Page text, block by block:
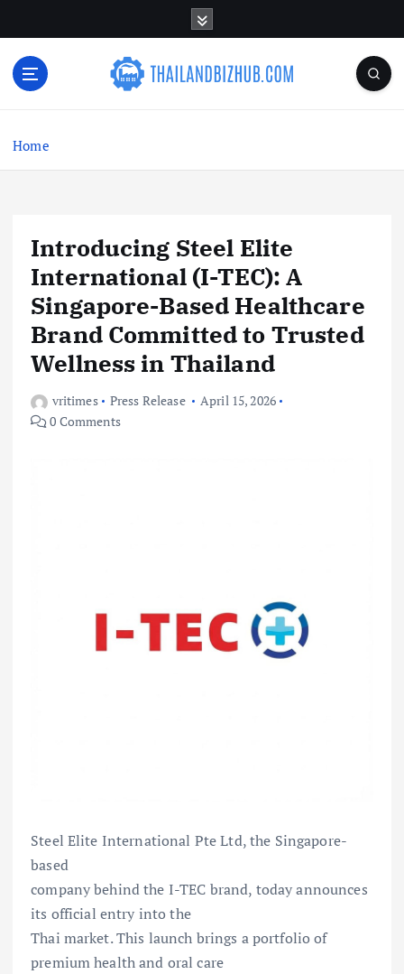
n
Home
Introducing Steel Elite
International (I-TEC): A
Singapore-Based Healthcare
Brand Committed to Trusted
Wellness in Thailand
vritimes Press Release
April 15, 2026
0 Comments
Steel Elite International Pte Ltd, the Singapore-
based
company behind the I-TEC brand, today announces
its official entry into the
Thai market. This launch brings a portfolio of
premium health and oral care